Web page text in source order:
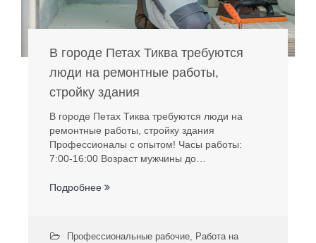
В городе Петах Тиква требуются
люди на ремонтные работы,
стройку здания
В городе Петах Тиква требуются люди на
ремонтные работы, стройку здания
Профессионалы с опытом! Часы работы:
7:00-16:00 Возраст мужчины до…
Подробнее
Профессиональные рабочие, Работа на